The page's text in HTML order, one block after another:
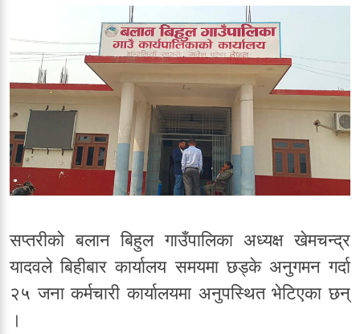
सप्तरीको बलान बिहुल गाउँपालिका अध्यक्ष खेमचन्द्र
यादवले बिहीबार कार्यालय समयमा छड्के अनुगमन गर्दा
२५ जना कर्मचारी कार्यालयमा अनुपस्थित भेटिएका छन्
।